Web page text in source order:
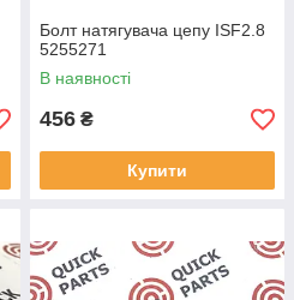
Болт натягувача цепу ISF2.8
5255271
В наявності
456 ₴
Купити